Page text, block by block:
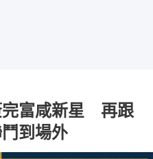
完富咸新星 再跟
到場外